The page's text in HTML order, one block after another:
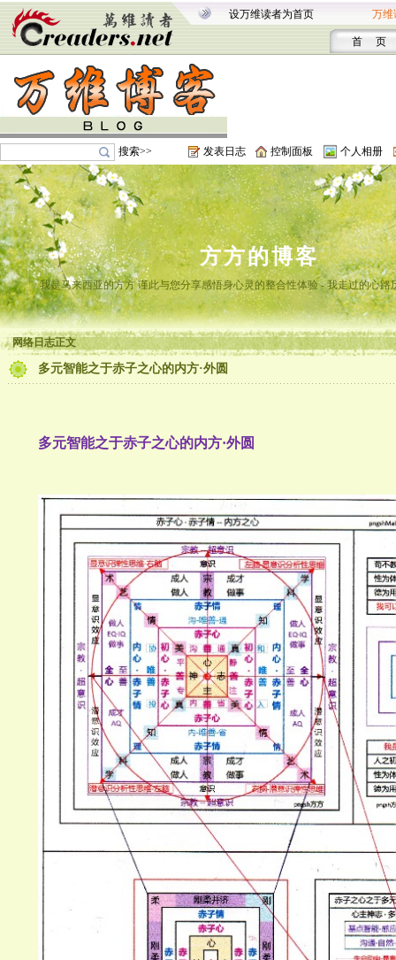
设万维读者为首页 万维
首 页
搜索>> 发表日志 控制面板 个人相册
方方的博客
我是马来西亚的方方 谨此与您分享感悟身心灵的整合性体验 - 我走过的心路
网络日志正文
多元智能之于赤子之心的内方·外圆
多元智能之于赤子之心的内方·外圆